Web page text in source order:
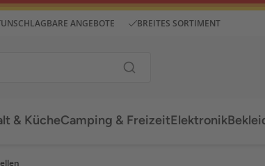
UNSCHLAGBARE ANGEBOTE BREITES SORTIMENT
& KücheCamping & FreizeitElektronik